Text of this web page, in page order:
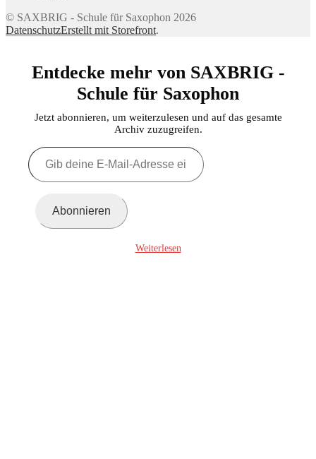
© SAXBRIG - Schule für Saxophon 2026
DatenschutzErstellt mit Storefront.
Entdecke mehr von SAXBRIG -
Schule für Saxophon
Jetzt abonnieren, um weiterzulesen und auf das gesamte
Archiv zuzugreifen.
Gib
deine
E-
Abonnieren
Weiterlesen